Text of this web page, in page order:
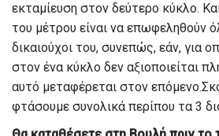
εκταμίευση στον δεύτερο κύκλο.
του μέτρου είναι να επωφεληθούν
δικαιούχοι του, συνεπώς, εάν, για
στον ένα κύκλο δεν αξιοποιείται
αυτό μεταφέρεται στον επόμενο.
φτάσουμε συνολικά περίπου τα 3